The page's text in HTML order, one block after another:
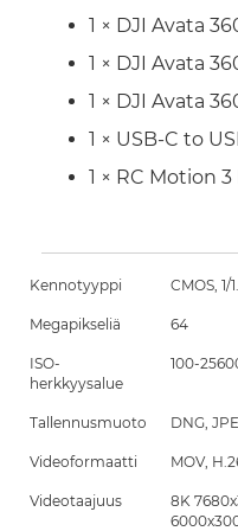
1 × DJI Avata
1 × DJI Avata
1 × DJI Avata
1 × USB-C to
1 × RC Motion 3
Kennotyyppi CMOS, 1/
Megapikseliä 64
ISO-
herkkyysalue
100-
Tallennusmuoto DNG,
Videoformaatti MOV,
Videotaajuus
8K